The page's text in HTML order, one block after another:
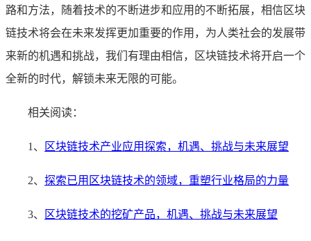
路和方法，随着技术的不断进步和应用的不断拓展，相信区块
链技术将会在未来发挥更加重要的作用，为人类社会的发展带
来新的机遇和挑战，我们有理由相信，区块链技术将开启一个
全新的时代，解锁未来无限的可能。
相关阅读：
1、 区块链技术产业应用探索，机遇、挑战与未来展望
2、 探索已用区块链技术的领域，重塑行业格局的力量
3、 区块链技术的挖矿产品，机遇、挑战与未来展望